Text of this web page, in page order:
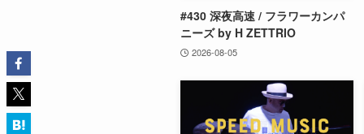
#430 深夜高速 / フラワーカンパ
ニーズ by H ZETTRIO
2026-08-05